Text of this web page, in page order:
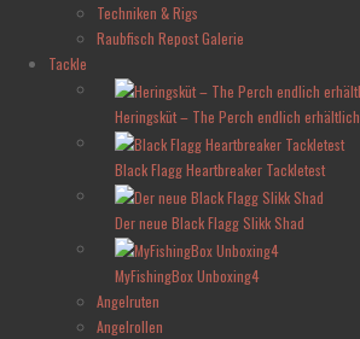
Techniken & Rigs
Raubfisch Repost Galerie
Tackle
Heringsküt – The Perch endlich erhältlich
Black Flagg Heartbreaker Tackletest
Der neue Black Flagg Slikk Shad
MyFishingBox Unboxing4
Angelruten
Angelrollen